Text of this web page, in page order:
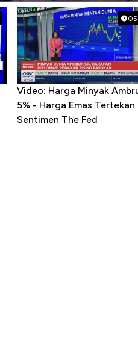
Video: Harga Minyak
5% - Harga Emas Tertekan
Sentimen The Fed